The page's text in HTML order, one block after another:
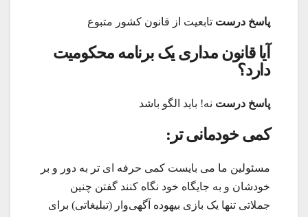
پاسخ درست تابعیت از قانون کشور متبوع
آیا قانون مداری یک برنامه محکومیت
دارد؟
پاسخ درست نه! باید الگو باشد
کمی خودمانی تر:
مسئولین ما می بایست کمی حرفه ای تر به دور و بر
خودشان و به جایگاه خود نگاه کنند گفتن چنین
جملاتی تنها یک بازی بیهوده آگهی‌وار (تبلیغاتی) برای